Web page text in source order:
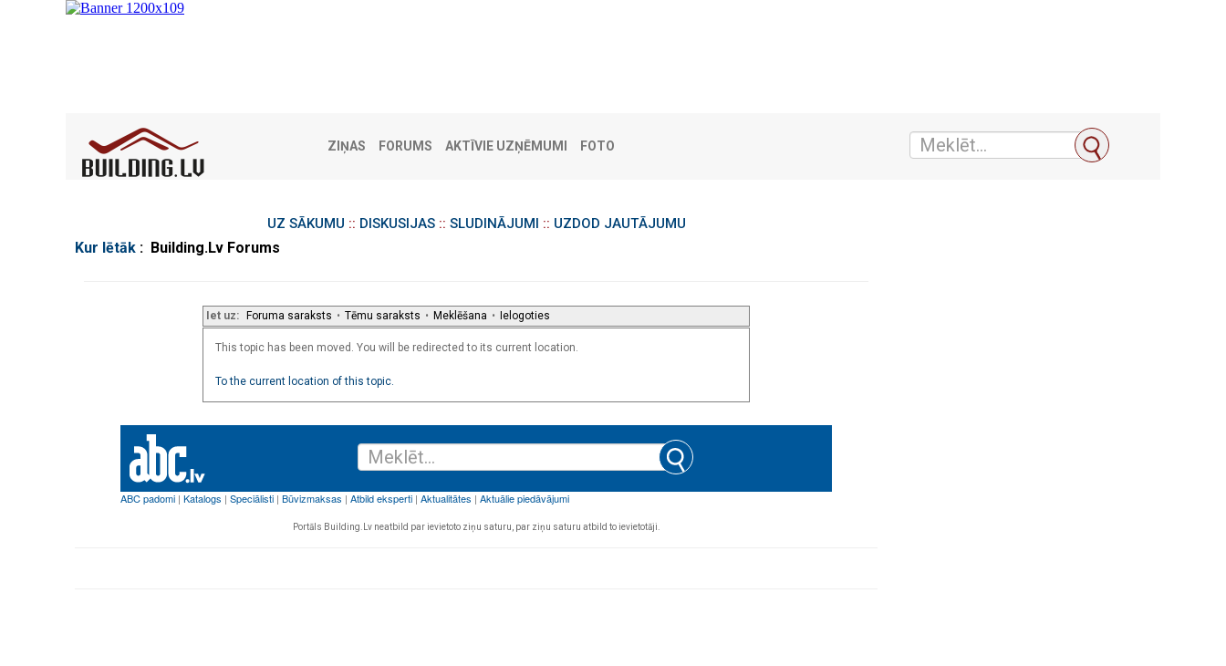
ZIŅAS FORUMS AKTĪVIE UZŅĒMUMI FOTO
UZ SĀKUMU :: DISKUSIJAS:: SLUDINĀJUMI :: UZDOD JAUTĀJUMU
Kur lētāk : Building.Lv Forums
Iet uz: Foruma saraksts • Tēmu saraksts • Meklēšana • Ielogoties
This topic has been moved. You will be redirected to its current location.
To the current location of this topic.
Portāls Building.Lv neatbild par ievietoto ziņu saturu, par ziņu saturu atbild to ievietotāji.